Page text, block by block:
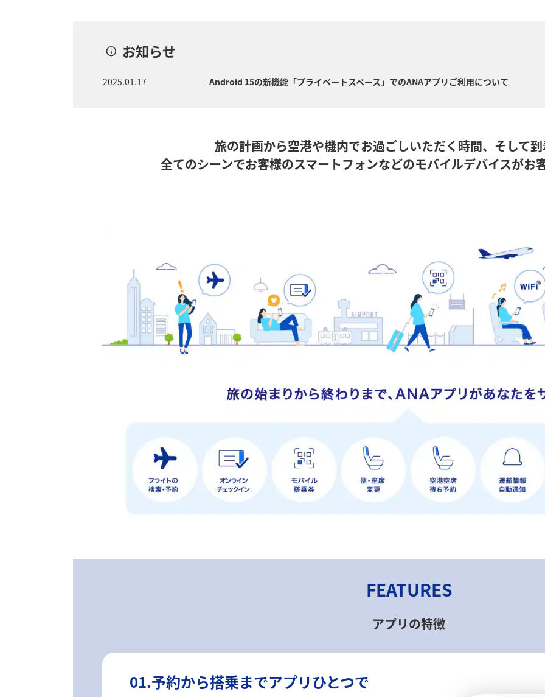
お知らせ
2025.01.17 Android 15の新機能「プライベートスペース」でのANAアプリご利用について
旅の計画から空港や機内でお過ごしいただく時間、そして到
全てのシーンでお客様のスマートフォンなどのモバイルデバイスがお
FEATURES
アプリの特徴
01.予約から搭乗までアプリひとつで